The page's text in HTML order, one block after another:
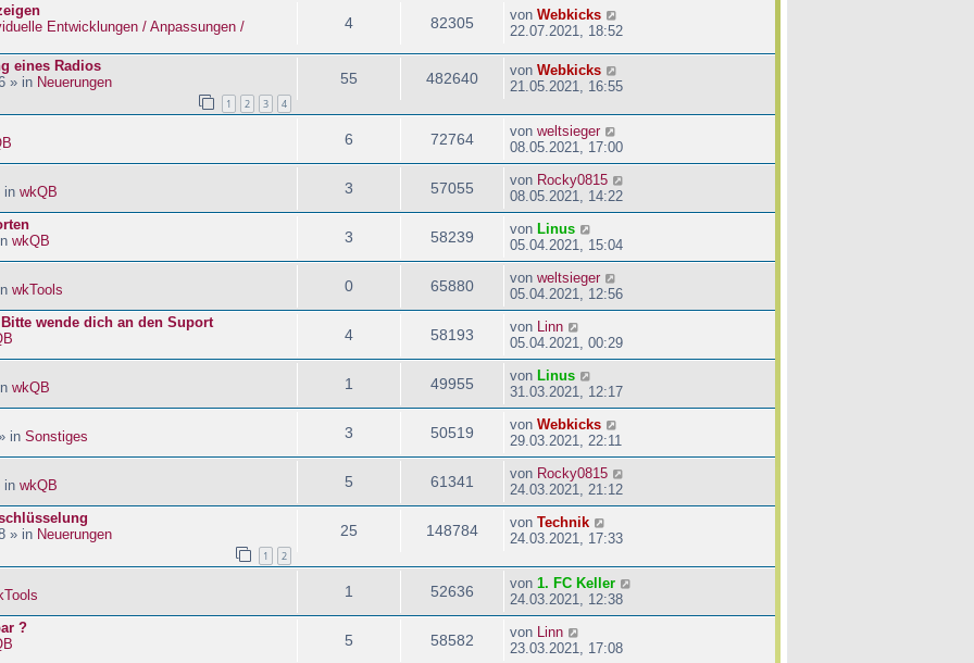
Entwicklungen / Anpassungen /
4 82305 von Webkicks
22.07.2021, 18:52
eines Radios
» in Neuerungen
1 2 3 4
55 482640 von Webkicks
21.05.2021, 16:55
6 72764 von weltsieger
08.05.2021, 17:00
in wkQB 3 57055 von Rocky0815
08.05.2021, 14:22
wkQB 3 58239 von Linus
05.04.2021, 15:04
wkTools 0 65880 von weltsieger
05.04.2021, 12:56
wende dich an den Suport
4 58193 von Linn
05.04.2021, 00:29
wkQB 1 49955 von Linus
31.03.2021, 12:17
in Sonstiges 3 50519 von Webkicks
29.03.2021, 22:11
in wkQB 5 61341 von Rocky0815
24.03.2021, 21:12
» in Neuerungen
1 2
25 148784 von Technik
24.03.2021, 17:33
1 52636 von 1. FC Keller
24.03.2021, 12:38
?
5 58582 von Linn
23.03.2021, 17:08